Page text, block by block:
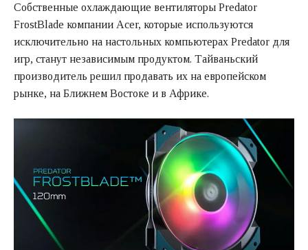
Собственные охлаждающие вентиляторы Predator
FrostBlade компании Acer, которые используются
исключительно на настольных компьютерах Predator для
игр, станут независимым продуктом. Тайваньский
производитель решил продавать их на европейском
рынке, на Ближнем Востоке и в Африке.